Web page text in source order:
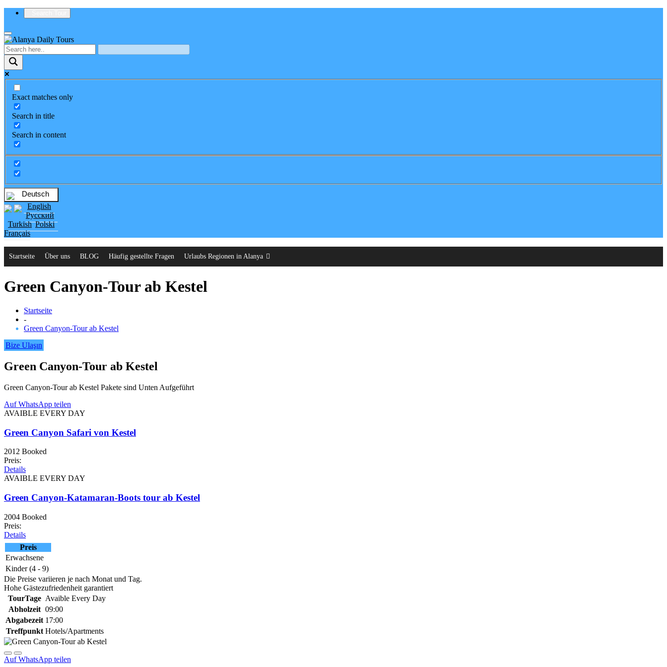
Exact matches only
Search in title
Search in content
Deutsch
English
Русский
Turkish Polski
Français
Startseite Über uns BLOG Häufig gestellte Fragen Urlaubs Regionen in Alanya
Green Canyon-Tour ab Kestel
Startseite
-
Green Canyon-Tour ab Kestel
Bize Ulaşın
Green Canyon-Tour ab Kestel
Green Canyon-Tour ab Kestel Pakete sind Unten Aufgeführt
Auf WhatsApp teilen
AVAIBLE EVERY DAY
Green Canyon Safari von Kestel
2012 Booked
Preis:
Details
AVAIBLE EVERY DAY
Green Canyon-Katamaran-Boots tour ab Kestel
2004 Booked
Preis:
Details
Preis
Erwachsene
Kinder (4 - 9)
Die Preise variieren je nach Monat und Tag.
Hohe Gästezufriedenheit garantiert
TourTage Avaible Every Day
Abholzeit 09:00
Abgabezeit 17:00
Treffpunkt Hotels/Apartments
Auf WhatsApp teilen